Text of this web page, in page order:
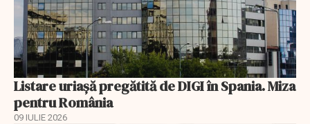
Listare uriașă pregătită de DIGI în Spania. Miza
pentru România
09 IULIE 2026